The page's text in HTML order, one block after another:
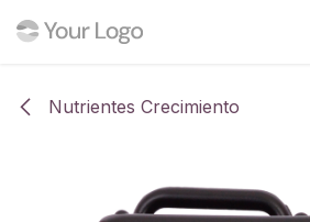
Nutrientes Crecimiento